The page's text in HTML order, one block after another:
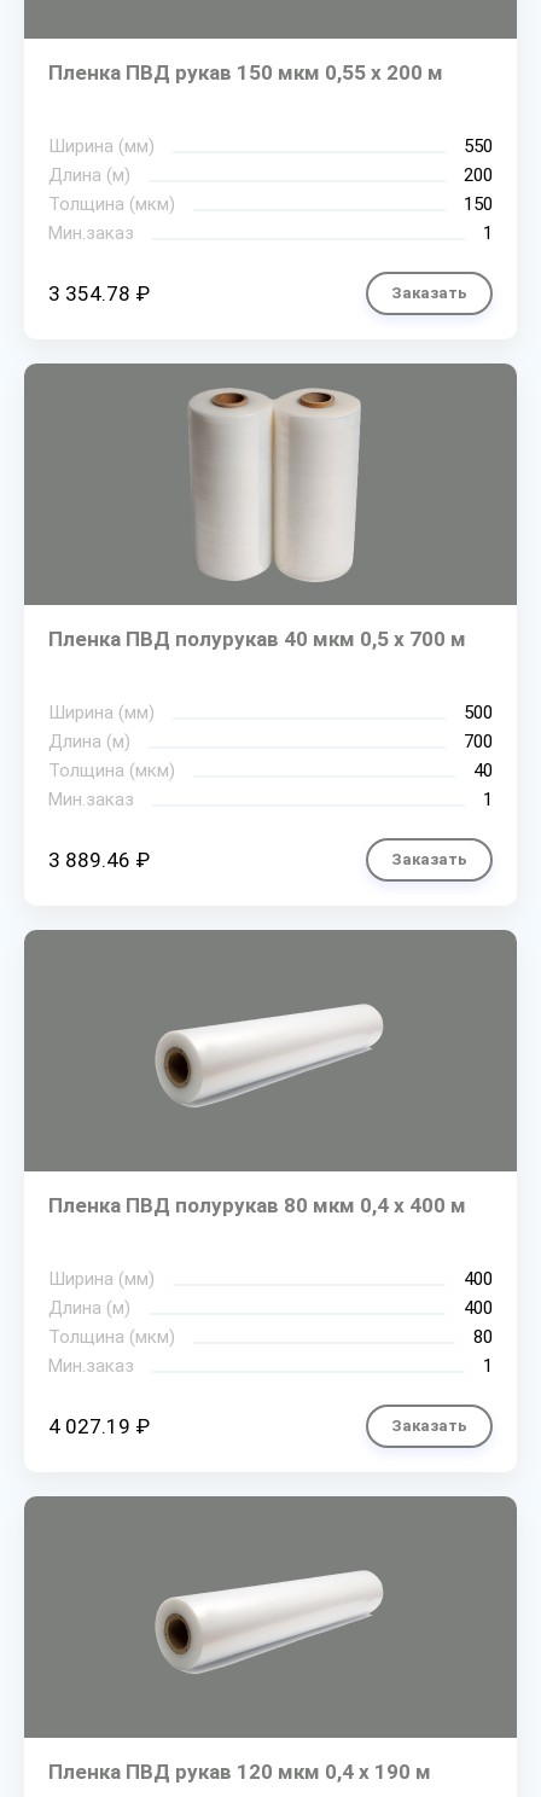
Пленка ПВД рукав 150 мкм 0,55 х 200 м
Ширина (мм)
550
Длина (м)
200
Толщина (мкм)
150
Мин.заказ
1
3 354.78 ₽ Заказать
Пленка ПВД полурукав 40 мкм 0,5 х 700 м
Ширина (мм)
500
Длина (м)
700
Толщина (мкм)
40
Мин.заказ
1
3 889.46 ₽ Заказать
Пленка ПВД полурукав 80 мкм 0,4 х 400 м
Ширина (мм)
400
Длина (м)
400
Толщина (мкм)
80
Мин.заказ
1
4 027.19 ₽ Заказать
Пленка ПВД рукав 120 мкм 0,4 х 190 м